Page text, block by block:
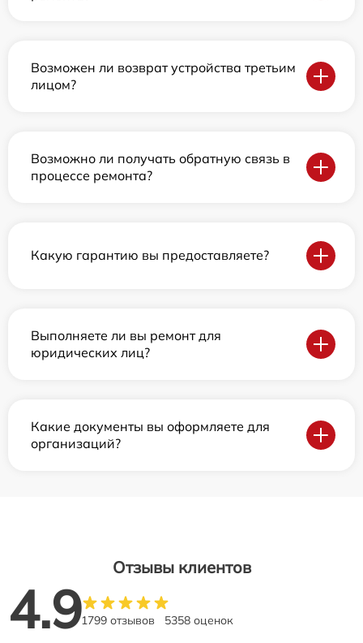
Возможен ли возврат устройства третьим
лицом?
Возможно ли получать обратную связь в
процессе ремонта?
Какую гарантию вы предоставляете?
Выполняете ли вы ремонт для
юридических лиц?
Какие документы вы оформляете для
организаций?
Отзывы клиентов
4.91799 отзывов 5358 оценок